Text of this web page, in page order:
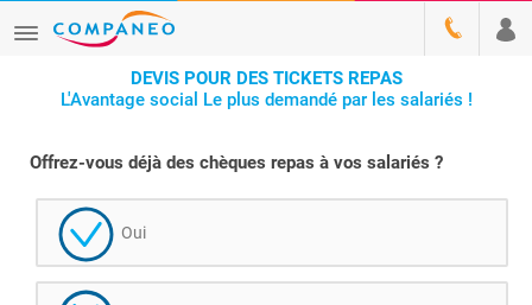
DEVIS POUR DES TICKETS REPAS
L'Avantage social Le plus demandé par les salariés !
Offrez-vous déjà des chèques repas à vos salariés ?
Oui